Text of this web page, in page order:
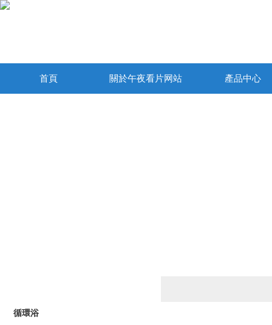
首頁 關於午夜看片网站 產品中心
循環浴